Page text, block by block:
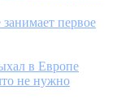
первое
в Европе
не нужно